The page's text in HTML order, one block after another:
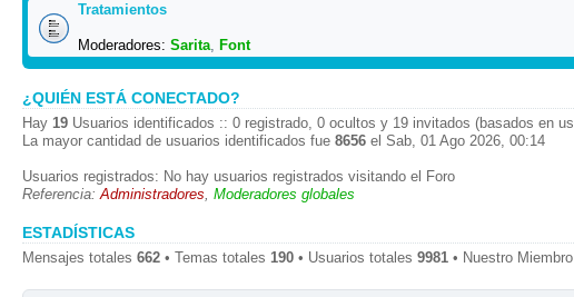
Tratamientos
Moderadores: Sarita, Font
¿QUIÉN ESTÁ CONECTADO?
Hay 19 Usuarios identificados :: 0 registrado, 0 ocultos y 19 invitados (basados en
La mayor cantidad de usuarios identificados fue 8656 el Sab, 01 Ago 2026, 00:14
Usuarios registrados: No hay usuarios registrados visitando el Foro
Referencia:Administradores, Moderadores globales
ESTADÍSTICAS
Mensajes totales 662 • Temas totales 190 • Usuarios totales 9981 • Nuestro